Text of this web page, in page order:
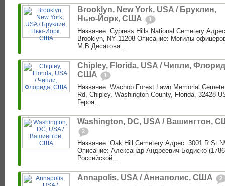
Brooklyn, New York, USA / Бруклин,
Нью-Йорк, США
1
Название: Cypress Hills National Cemetery
Brooklyn, NY 11208 Описание: Могилы
М.В.Десятова...
Chipley, Florida, USA / Чипли,
США
1
Название: Wachob Forest Lawn Memorial
Rd, Chipley, Washington County, Florida, 32428
Героя...
Washington, DC, USA / Вашингтон,
2
Название: Oak Hill Cemetery Адрес: 3001 R St
Описание: Александр Андреевич Бодиско
Российской...
Annapolis, USA / Аннаполис, США 2